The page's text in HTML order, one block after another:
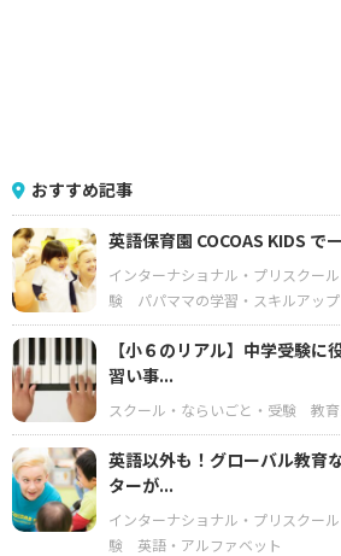
おすすめ記事
英語保育園 COCOAS KIDS で
インターナショナル・プリスクール
験
パパママの学習・スキルアップ
【小６のリアル】中学受験に
習い事...
スクール・ならいごと・受験 教
英語以外も！グローバル教育
ターが...
インターナショナル・プリスクール
験
英語・アルファベット